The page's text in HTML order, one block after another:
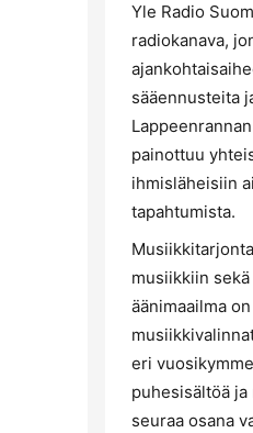
Yle Radio
radiokanava,
sääennusteita
painottuu
ihmisläheisiin
tapahtumista.
musiikkiin
äänimaailma
eri
puhesisältöä
seuraa osana